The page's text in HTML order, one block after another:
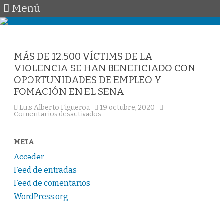
Menú
MÁS DE 12.500 VÍCTIMS DE LA
VIOLENCIA SE HAN BENEFICIADO CON
OPORTUNIDADES DE EMPLEO Y
FOMACIÓN EN EL SENA
Luis Alberto Figueroa
19 octubre, 2020
Comentarios desactivados
META
Acceder
Feed de entradas
Feed de comentarios
WordPress.org